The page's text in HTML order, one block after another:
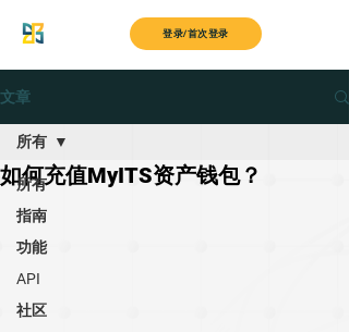
登录/首次登录
文章
所有
指南
功能
API
社区
所有
如何充值MyITS资产钱包？